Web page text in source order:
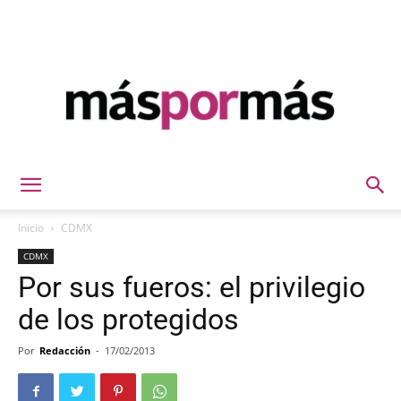
Inicio CDMX
CDMX
Por sus fueros: el privilegio
de los protegidos
Por Redacción - 17/02/2013